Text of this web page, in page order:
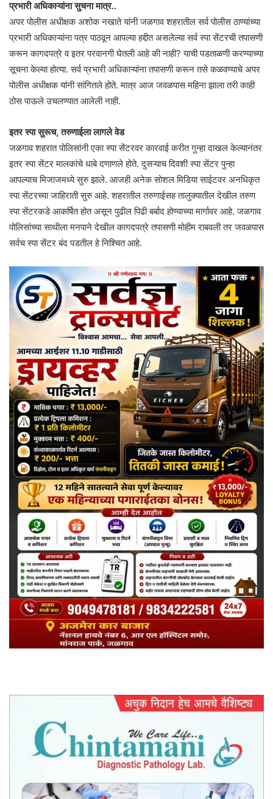
प्रभारी अधिकाऱ्यांना सुचना मात्र..
अपर पोलीस अधीक्षक अशोक नखाते यांनी जळगाव शहरातील सर्व पोलीस ठाण्यांच्या
प्रभारी अधिकाऱ्यांना पत्र पाठवून आपल्या हद्दीत असलेल्या सर्व स्पा सेंटरची तपासणी
करून कागदपत्रे व इतर परवानगी घेतली आहे की नाही? याची पडताळणी करण्याच्या
सूचना केल्या होत्या. सर्व प्रभारी अधिकाऱ्यांना तपासणी करून तसे कळवण्याचे अपर
पोलीस अधीक्षक यांनी सांगितले होते. मात्र आज जवळपास महिना झाला तरी काही
ठोस पाऊले उचलण्यात आलेली नाही.
इतर स्पा सुरूच, तरुणाईला लागले वेड
जळगाव शहरात पोलिसांनी एका स्पा सेंटरवर कारवाई करीत गुन्हा दाखल केल्यानंतर
इतर स्पा सेंटर मालकांचे धाबे दणाणले होते. दुसऱ्याच दिवशी स्पा सेंटर पुन्हा
आपल्याच मिजाजमध्ये सुरु झाले. आजही अनेक सोशल मिडिया साईटवर अनधिकृत
स्पा सेंटरच्या जाहिराती सुरु आहे. शहरातील तरुणाईसह तालुक्यातील देखील तरुण
स्पा सेंटरकडे आकर्षित होत असून पुढील पिढी बर्बाद होण्याच्या मार्गावर आहे. जळगाव
पोलिसांच्या साथीला मनपाने देखील कागदपत्रे तपासणी मोहीम राबवली तर जवळपास
सर्वच स्पा सेंटर बंद पडतील हे निश्चित आहे.